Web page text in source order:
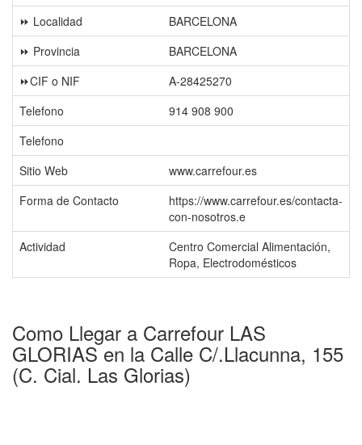
⏩ Localidad
BARCELONA
⏩ Provincia
BARCELONA
⏩CIF o NIF
A-28425270
Telefono
914 908 900
Telefono
Sitio Web
www.carrefour.es
Forma de Contacto
https://www.carrefour.es/contacta-
con-nosotros.e
Actividad
Centro Comercial Alimentación,
Ropa, Electrodomésticos
Como Llegar a Carrefour LAS
GLORIAS en la Calle C/.Llacunna, 155
(C. Cial. Las Glorias)